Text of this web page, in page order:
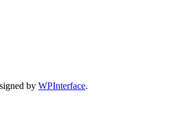
by WPInterface.